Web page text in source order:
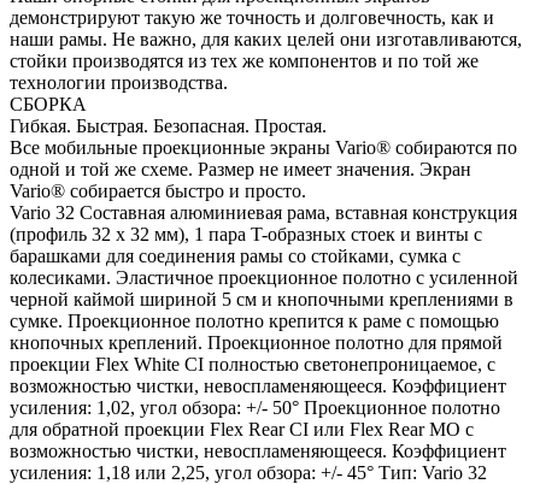
демонстрируют такую же точность и долговечность, как и
наши рамы. Не важно, для каких целей они изготавливаются,
стойки производятся из тех же компонентов и по той же
технологии производства.
СБОРКА
Гибкая. Быстрая. Безопасная. Простая.
Все мобильные проекционные экраны Vario® собираются по
одной и той же схеме. Размер не имеет значения. Экран
Vario® собирается быстро и просто.
Vario 32 Составная алюминиевая рама, вставная конструкция
(профиль 32 x 32 мм), 1 пара T-образных стоек и винты с
барашками для соединения рамы со стойками, сумка с
колесиками. Эластичное проекционное полотно с усиленной
черной каймой шириной 5 см и кнопочными креплениями в
сумке. Проекционное полотно крепится к раме с помощью
кнопочных креплений. Проекционное полотно для прямой
проекции Flex White CI полностью светонепроницаемое, с
возможностью чистки, невоспламеняющееся. Коэффициент
усиления: 1,02, угол обзора: +/- 50° Проекционное полотно
для обратной проекции Flex Rear CI или Flex Rear MO с
возможностью чистки, невоспламеняющееся. Коэффициент
усиления: 1,18 или 2,25, угол обзора: +/- 45° Тип: Vario 32